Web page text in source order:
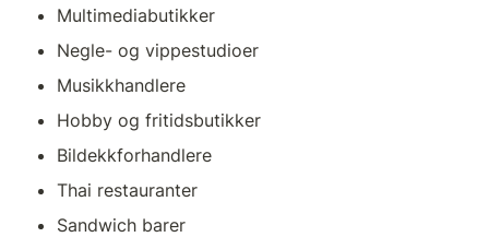
Multimediabutikker
Negle- og vippestudioer
Musikkhandlere
Hobby og fritidsbutikker
Bildekkforhandlere
Thai restauranter
Sandwich barer